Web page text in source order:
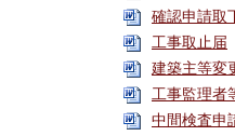
確認申請取
工事取止届
建築主等変
工事監理者
中間検査申